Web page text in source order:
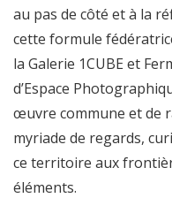
au pas de côté et à la
cette formule
la Galerie 1CUBE et
d’Espace
œuvre commune et de
myriade de regards,
ce territoire aux
éléments.